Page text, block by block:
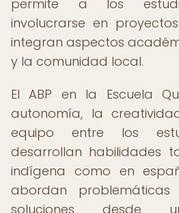
permite a los
involucrarse en
integran aspectos
y la comunidad local.
El ABP en la Escuela
autonomía, la
equipo entre los
desarrollan habilidades
indígena como en
abordan
soluciones desde